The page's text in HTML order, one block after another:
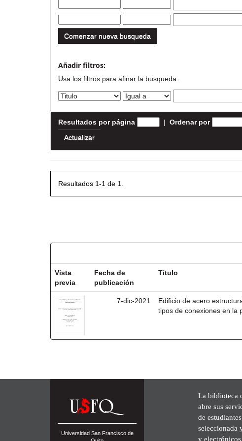
Comenzar nueva busqueda
Añadir filtros:
Usa los filtros para afinar la busqueda.
Resultados por página | Ordenar por
Resultados 1-1 de 1.
Vista
previa
Fecha de
publicación
Título
7-dic-2021
Edificio de acero
tipos de conexiones en la
Universidad San Francisco de
La biblioteca
abre sus
de
seleccionada
y